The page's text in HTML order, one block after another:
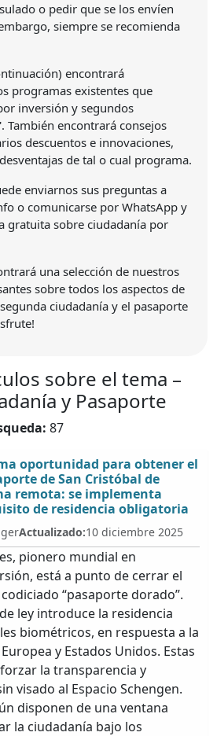
o pedir que se los envíen
siempre se recomienda
encontrará
programas existentes que
inversión y segundos
También encontrará consejos
descuentos e innovaciones,
de tal o cual programa.
enviarnos sus preguntas a
o comunicarse por WhatsApp y
gratuita sobre ciudadanía por
una selección de nuestros
sobre todos los aspectos de
ciudadanía y el pasaporte
sobre el tema –
y Pasaporte
87
oportunidad para obtener el
de San Cristóbal de
remota: se implementa
de residencia obligatoria
Actualizado:10 diciembre 2025
pionero mundial en
está a punto de cerrar el
“pasaporte dorado”.
ley introduce la residencia
biométricos, en respuesta a la
y Estados Unidos. Estas
la transparencia y
visado al Espacio Schengen.
disponen de una ventana
la ciudadanía bajo los